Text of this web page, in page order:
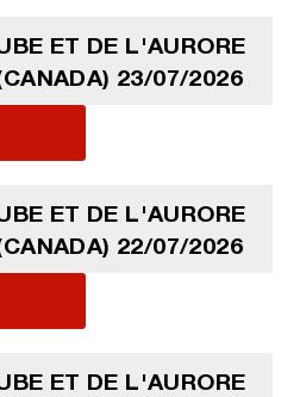
ET DE L'AURORE
23/07/2026
ET DE L'AURORE
22/07/2026
ET DE L'AURORE